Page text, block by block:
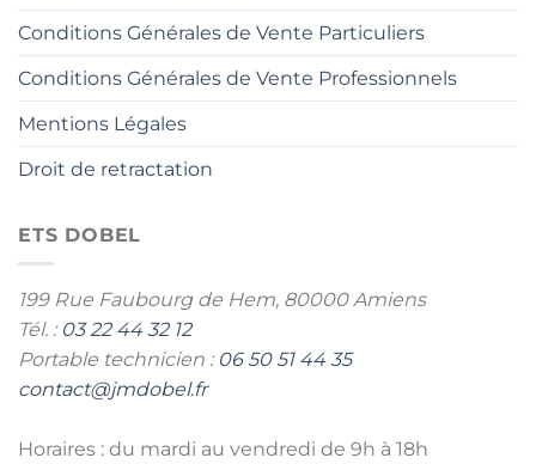
Conditions Générales de Vente Particuliers
Conditions Générales de Vente Professionnels
Mentions Légales
Droit de retractation
ETS DOBEL
199 Rue Faubourg de Hem, 80000 Amiens
Tél. : 03 22 44 32 12
Portable technicien : 06 50 51 44 35
contact@jmdobel.fr
Horaires : du mardi au vendredi de 9h à 18h